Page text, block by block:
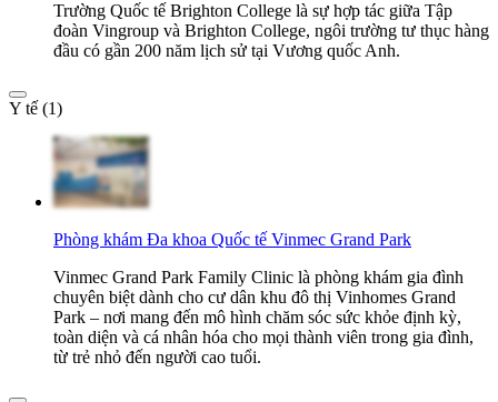
Trường Quốc tế Brighton College là sự hợp tác giữa Tập
đoàn Vingroup và Brighton College, ngôi trường tư thục hàng
đầu có gần 200 năm lịch sử tại Vương quốc Anh.
Y tế (1)
Phòng khám Đa khoa Quốc tế Vinmec Grand Park
Vinmec Grand Park Family Clinic là phòng khám gia đình
chuyên biệt dành cho cư dân khu đô thị Vinhomes Grand
Park – nơi mang đến mô hình chăm sóc sức khỏe định kỳ,
toàn diện và cá nhân hóa cho mọi thành viên trong gia đình,
từ trẻ nhỏ đến người cao tuổi.